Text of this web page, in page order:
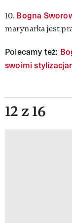
10. Bogna
marynarka jest
Polecamy też:
swoimi
12 z 16